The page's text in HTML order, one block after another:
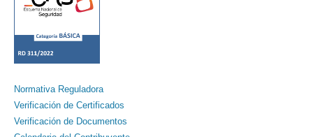
Normativa Reguladora
Verificación de Certificados
Verificación de Documentos